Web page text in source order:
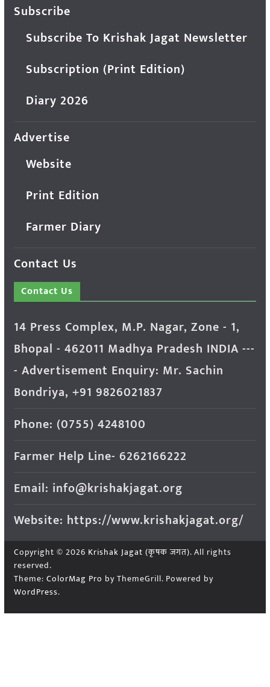
Subscribe
Subscribe To Krishak Jagat Newsletter
Subscription (Print Edition)
Diary 2026
Advertise
Website
Print Edition
Farmer Diary
Contact Us
Contact Us
14 Press Complex, M.P. Nagar, Zone - 1,
Bhopal - 462011 Madhya Pradesh INDIA ---
- Advertisement Enquiry: Mr. Sachin
Bondriya, +91 9826021837
Phone: (0755) 4248100
Farmer Help Line- 6262166222
Email: info@krishakjagat.org
Website: https://www.krishakjagat.org/
Copyright © 2026 Krishak Jagat (कृषक जगत). All rights
reserved.
Theme: ColorMag Pro by ThemeGrill. Powered by
WordPress.